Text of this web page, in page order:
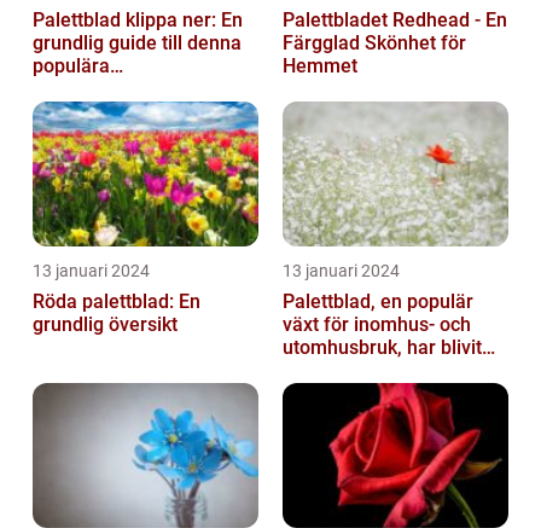
Palettblad klippa ner: En
grundlig guide till denna
populära
Palettbladet Redhead - En
Färgglad Skönhet för
Hemmet
13 januari 2024
Röda palettblad: En
grundlig översikt
13 januari 2024
Palettblad, en populär
växt för inomhus- och
utomhusbruk, har blivit
trädg...